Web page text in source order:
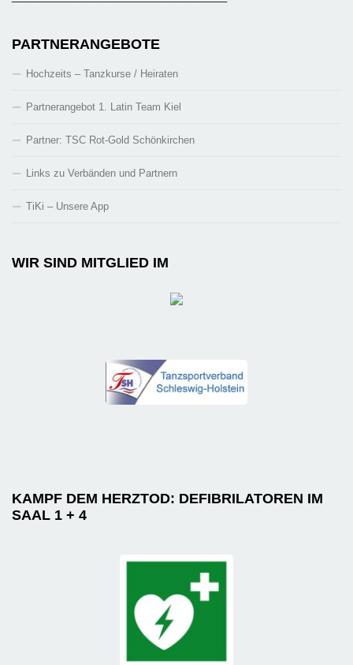
PARTNERANGEBOTE
Hochzeits – Tanzkurse / Heiraten
Partnerangebot 1. Latin Team Kiel
Partner: TSC Rot-Gold Schönkirchen
Links zu Verbänden und Partnern
TiKi – Unsere App
WIR SIND MITGLIED IM
KAMPF DEM HERZTOD: DEFIBRILATOREN IM
SAAL 1 + 4